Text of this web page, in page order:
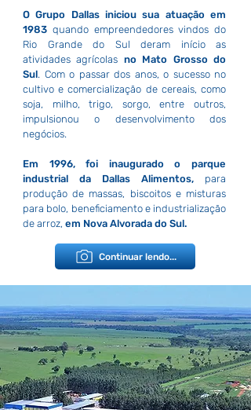
O Grupo Dallas iniciou sua atuação em
1983 quando empreendedores vindos do
Rio Grande do Sul deram início as
atividades agrícolas no Mato Grosso do
Sul. Com o passar dos anos, o sucesso no
cultivo e comercialização de cereais, como
soja, milho, trigo, sorgo, entre outros,
impulsionou o desenvolvimento dos
negócios.
Em 1996, foi inaugurado o parque
industrial da Dallas Alimentos, para
produção de massas, biscoitos e misturas
para bolo, beneficiamento e industrialização
de arroz, em Nova Alvorada do Sul.
Continuar lendo...